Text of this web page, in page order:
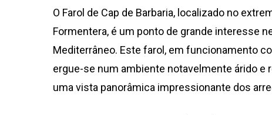
O Farol de Cap de Barbaria, localizado no
Formentera, é um ponto de grande interesse
Mediterrâneo. Este farol, em funcionamento
ergue-se num ambiente notavelmente árido e
uma vista panorâmica impressionante dos